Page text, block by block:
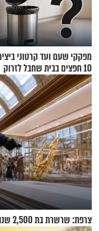
מפקקי שעם ועד קרטוני
10 חפצים בבית שחבל לזרוק
לפח
צרפת: שרשרת בת 2,500 שנה נגנבה ממוזיאון לאור היום